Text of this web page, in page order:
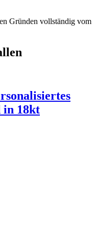
Gründen vollständig vom
in 18kt